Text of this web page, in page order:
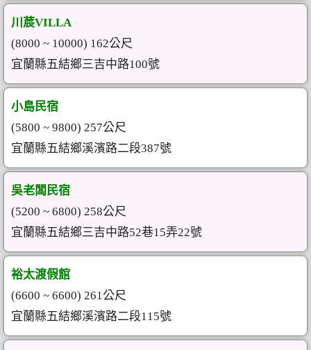
川莀VILLA
(8000 ~ 10000) 162公尺
宜蘭縣五結鄉三吉中路100號
小島民宿
(5800 ~ 9800) 257公尺
宜蘭縣五結鄉溪濱路二段387號
吳老闆民宿
(5200 ~ 6800) 258公尺
宜蘭縣五結鄉三吉中路52巷15弄22號
裕太渡假館
(6600 ~ 6600) 261公尺
宜蘭縣五結鄉溪濱路二段115號